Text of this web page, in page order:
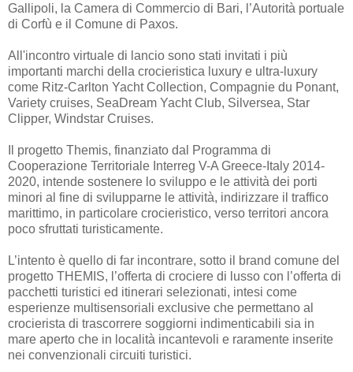
Gallipoli, la Camera di Commercio di Bari, l’Autorità portuale
di Corfù e il Comune di Paxos.
All'incontro virtuale di lancio sono stati invitati i più
importanti marchi della crocieristica luxury e ultra-luxury
come Ritz-Carlton Yacht Collection, Compagnie du Ponant,
Variety cruises, SeaDream Yacht Club, Silversea, Star
Clipper, Windstar Cruises.
Il progetto Themis, finanziato dal Programma di
Cooperazione Territoriale Interreg V-A Greece-Italy 2014-
2020, intende sostenere lo sviluppo e le attività dei porti
minori al fine di svilupparne le attività, indirizzare il traffico
marittimo, in particolare crocieristico, verso territori ancora
poco sfruttati turisticamente.
L’intento è quello di far incontrare, sotto il brand comune del
progetto THEMIS, l’offerta di crociere di lusso con l’offerta di
pacchetti turistici ed itinerari selezionati, intesi come
esperienze multisensoriali exclusive che permettano al
crocierista di trascorrere soggiorni indimenticabili sia in
mare aperto che in località incantevoli e raramente inserite
nei convenzionali circuiti turistici.